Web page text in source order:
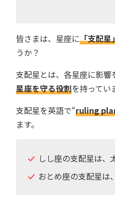
皆さまは、星座に「支配星
うか？
支配星とは、各星座に影
星座を守る役割を持ってい
支配星を英語で“ruling
ます。
しし座の支配星は、
おとめ座の支配星は